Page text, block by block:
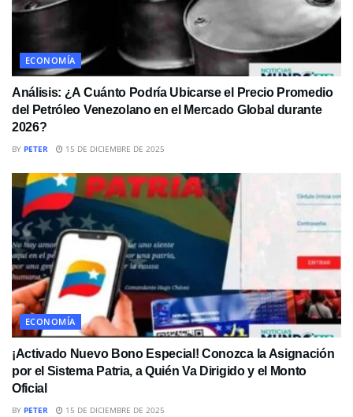
ECONOMÍA
Análisis: ¿A Cuánto Podría Ubicarse el Precio Promedio
del Petróleo Venezolano en el Mercado Global durante
2026?
BY PETER 15 DE DICIEMBRE DE 2025
ECONOMÍA
¡Activado Nuevo Bono Especial! Conozca la Asignación
por el Sistema Patria, a Quién Va Dirigido y el Monto
Oficial
BY PETER 15 DE DICIEMBRE DE 2025